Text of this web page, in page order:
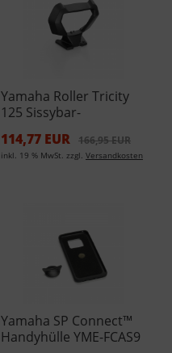
Yamaha Roller Tricity
125 Sissybar-
F84U0-00-00
114,77 EUR 166,95 EUR
inkl. 19 % MwSt. zzgl. Versandkosten
Yamaha SP Connect™
Handyhülle YME-FCAS9